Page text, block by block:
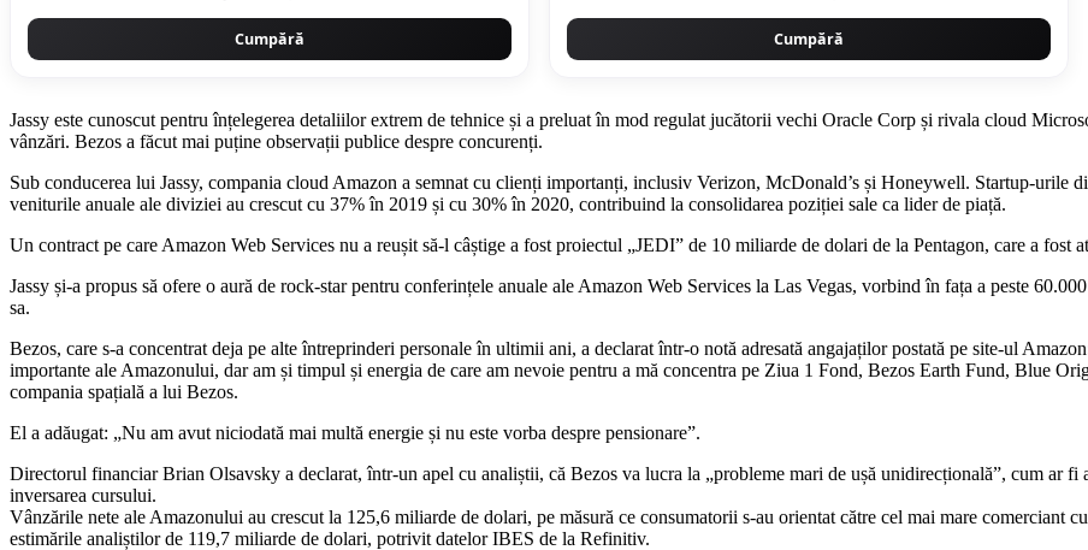
Cumpără Cumpără
Jassy este cunoscut pentru înțelegerea detaliilor extrem de tehnice și a preluat în mod regulat jucătorii vechi Oracle Corp și rivala cloud
vânzări. Bezos a făcut mai puține observații publice despre concurenți.
Sub conducerea lui Jassy, ​​compania cloud Amazon a semnat cu clienți importanți, inclusiv Verizon, McDonald’s și Honeywell. Startup-urile
veniturile anuale ale diviziei au crescut cu 37% în 2019 și cu 30% în 2020, contribuind la consolidarea poziției sale ca lider de piață.
Un contract pe care Amazon Web Services nu a reușit să-l câștige a fost proiectul „JEDI” de 10 miliarde de dolari de la Pentagon, care a fost
Jassy și-a propus să ofere o aură de rock-star pentru conferințele anuale ale Amazon Web Services la Las Vegas, vorbind în fața a peste
sa.
Bezos, care s-a concentrat deja pe alte întreprinderi personale în ultimii ani, a declarat într-o notă adresată angajaților postată pe site-ul
importante ale Amazonului, dar am și timpul și energia de care am nevoie pentru a mă concentra pe Ziua 1 Fond, Bezos Earth Fund, Blue
compania spațială a lui Bezos.
El a adăugat: „Nu am avut niciodată mai multă energie și nu este vorba despre pensionare”.
Directorul financiar Brian Olsavsky a declarat, într-un apel cu analiștii, că Bezos va lucra la „probleme mari de ușă unidirecțională”, cum ar
inversarea cursului.
Vânzările nete ale Amazonului au crescut la 125,6 miliarde de dolari, pe măsură ce consumatorii s-au orientat către cel mai mare comerciant
estimările analiștilor de 119,7 miliarde de dolari, potrivit datelor IBES de la Refinitiv.